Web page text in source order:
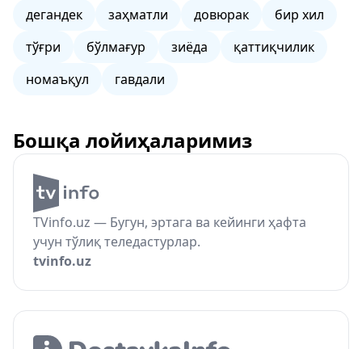
дегандек заҳматли довюрак
бир хил
тўғри
бўлмағур зиёда
қаттиқчилик
номаъқул
гавдали
Бошқа лойиҳаларимиз
TVinfo.uz — Бугун, эртага ва кейинги ҳафта
учун тўлиқ теледастурлар.
tvinfo.uz